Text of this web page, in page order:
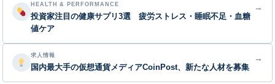
HEALTH & PERFORMANCE
投資家注目の健康サプリ3選 疲労ストレス・睡眠不足・血糖
値ケア
→
求人情報
国内最大手の仮想通貨メディアCoinPost、新たな人材を募集
→